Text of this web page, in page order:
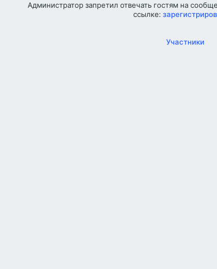
Администратор запретил отвечать гостям на
ссылке:
Участники